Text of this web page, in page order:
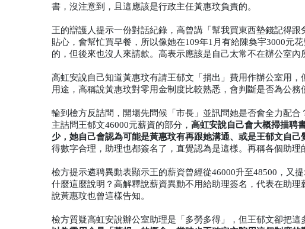
書，沒注意到，且這應該是行政主任黃惠玟負責的。
王的辯護人提示一份對話紀錄，高曾講「幫我買東西墊錢記得
貼心，會幫忙買早餐，所以像她在109年1月有給陳奐宇3000元
的，但後來也沒人來請款。高表示應該是自己太常不在辦公室
高虹安說自己知道黃惠玟有請王郁文「捐出」費用作辦公室用
用途，高稱說黃惠玟對零用金制度比較熟悉，會判斷是否為公務
輪到檢方反詰問，開場先問候「市長」並訊問她是否會全力配
主詰問王郁文46000元薪資的部分， 高虹安說自己會大概掃描聘
少，她自己會認為可能是黃惠玟有再跟她溝通、或是王郁文自
得數字合理，助理也都簽名了，直覺認為是這樣。再稱各個助理
檢方提示遴聘異動表顯示王的薪資曾經從46000升至48500，又
什麼這麼說明？高解釋說薪資異動不用給助理簽名，代表在助
說黃惠玟也曾這樣告知。
檢方質疑高虹安說辦公室助理是「多勞多得」，但王郁文卻把這